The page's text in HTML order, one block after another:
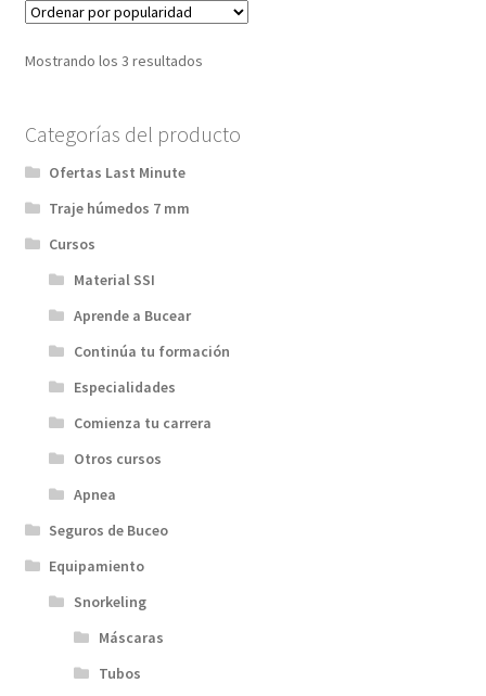
Mostrando los 3 resultados
Categorías del producto
Ofertas Last Minute
Traje húmedos 7 mm
Cursos
Material SSI
Aprende a Bucear
Continúa tu formación
Especialidades
Comienza tu carrera
Otros cursos
Apnea
Seguros de Buceo
Equipamiento
Snorkeling
Máscaras
Tubos